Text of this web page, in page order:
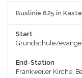
Buslinie 625 in
Start
Grundschule/
End-Station
Frankweiler Kirche,